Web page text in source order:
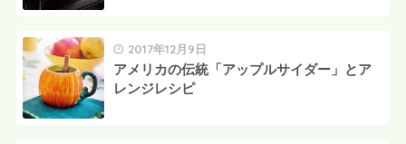
2017年12月9日
アメリカの伝統「アップルサイダー」とア
レンジレシピ